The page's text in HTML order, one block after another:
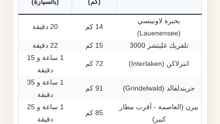
بحيرة لاونينسي
(Lauenensee)
14 كم 20 دقيقة
تلفريك غليتشر 3000 15 كم 22 دقيقة
انترلاكن (Interlaken) 72 كم
1 ساعة و 15
دقيقة
جريندلفالد (Grindelwald) 91 كم
1 ساعة و 35
دقيقة
بيرن (العاصمة - أقرب مطار
كبير)
85 كم
1 ساعة و 25
دقيقة